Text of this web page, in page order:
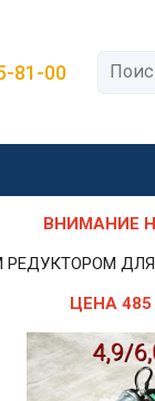
81-00
ВНИМАНИЕ
ДЛЯ
ЦЕНА